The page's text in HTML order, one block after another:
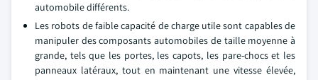
automobile différents.
Les robots de faible capacité de charge utile sont capables de
manipuler des composants automobiles de taille moyenne à
grande, tels que les portes, les capots, les pare-chocs et les
panneaux latéraux, tout en maintenant une vitesse élevée,